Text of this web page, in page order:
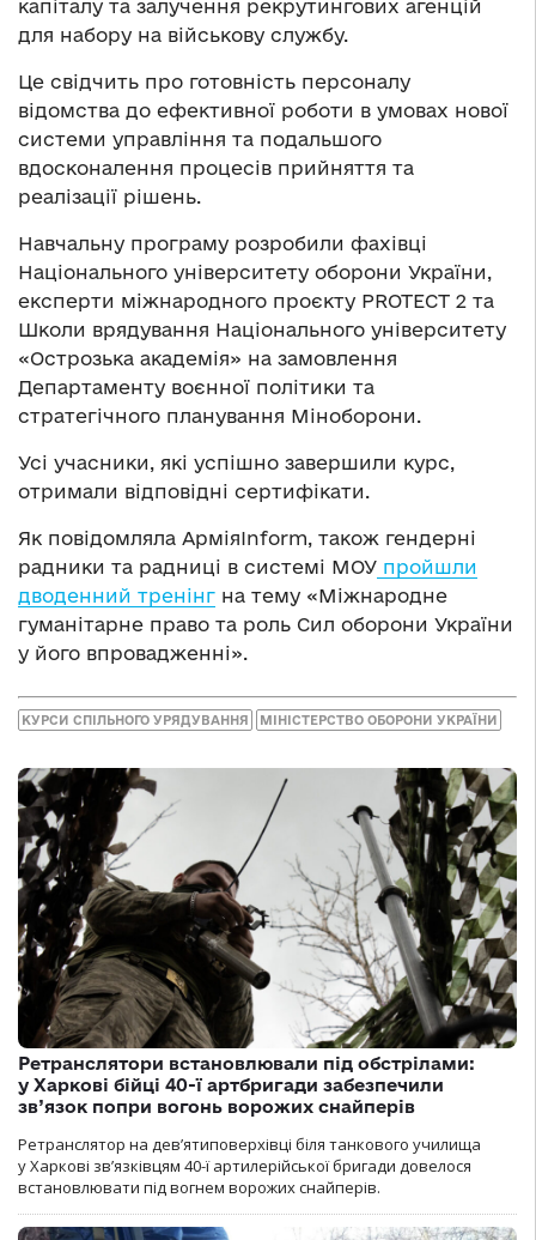
капіталу та залучення рекрутингових агенцій
для набору на військову службу.
Це свідчить про готовність персоналу
відомства до ефективної роботи в умовах нової
системи управління та подальшого
вдосконалення процесів прийняття та
реалізації рішень.
Навчальну програму розробили фахівці
Національного університету оборони України,
експерти міжнародного проєкту PROTECT 2 та
Школи врядування Національного університету
«Острозька академія» на замовлення
Департаменту воєнної політики та
стратегічного планування Міноборони.
Усі учасники, які успішно завершили курс,
отримали відповідні сертифікати.
Як повідомляла АрміяInform, також гендерні
радники та радниці в системі МОУ пройшли
дводенний тренінг на тему «Міжнародне
гуманітарне право та роль Сил оборони України
у його впровадженні».
КУРСИ СПІЛЬНОГО УРЯДУВАННЯ МІНІСТЕРСТВО ОБОРОНИ УКРАЇНИ
Ретранслятори встановлювали під обстрілами:
у Харкові бійці 40-ї артбригади забезпечили
зв’язок попри вогонь ворожих снайперів
Ретранслятор на дев’ятиповерхівці біля танкового училища
у Харкові зв’язківцям 40-ї артилерійської бригади довелося
встановлювати під вогнем ворожих снайперів.